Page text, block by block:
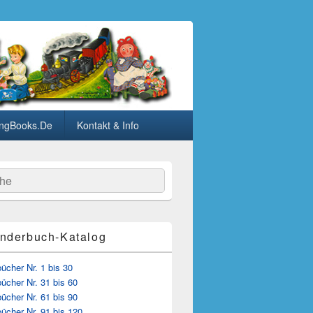
Kontakt & Info
Katalog
Nr. 1 bis 30
Nr. 31 bis 60
Nr. 61 bis 90